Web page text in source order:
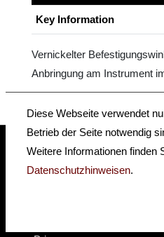
Key Information
Vernickelter
Anbringung am Instrument
insidehofnerguitars
Diese Webseite verwendet
Betrieb der Seite notwendig
Weitere Informationen finden
Datenschutzhinweisen.